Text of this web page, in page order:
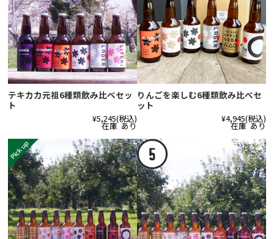
テキカカ元祖6種類飲み比べセッ
ト
¥5,245(税込)
在庫 あり
りんごを楽しむ6種類飲み比べセ
ット
¥4,945(税込)
在庫 あり